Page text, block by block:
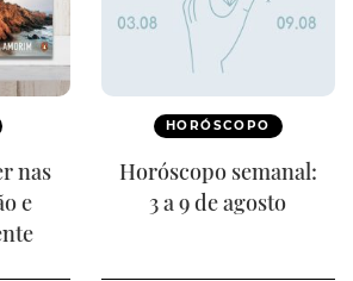
nas
e
HORÓSCOPO
Horóscopo semanal:
3 a 9 de agosto